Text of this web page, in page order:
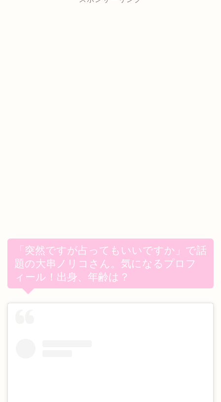
「突然ですが占ってもいいですか」で話
題の大串ノリコさん。気になるプロフ
ィール！出身、年齢は？